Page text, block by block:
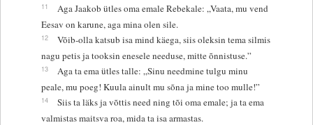
11
Aga Jaakob ütles oma emale Rebekale: „Vaata, mu vend
Eesav on karune, aga mina olen sile.
12
Võib-olla katsub isa mind käega, siis oleksin tema silmis
nagu petis ja tooksin enesele needuse, mitte õnnistuse.”
13
Aga ta ema ütles talle: „Sinu needmine tulgu minu
peale, mu poeg! Kuula ainult mu sõna ja mine too mulle!”
14
Siis ta läks ja võttis need ning tõi oma emale; ja ta ema
valmistas maitsva roa, mida ta isa armastas.